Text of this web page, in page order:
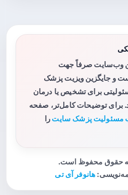
وب‌سایت صرفاً جهت
و جایگزین ویزیت پزشک
برای تشخیص یا درمان
برای توضیحات کامل‌تر، صفحه
پزشک سایت را
هانوفر آی تی